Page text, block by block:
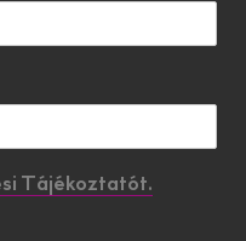
Tájékoztatót.